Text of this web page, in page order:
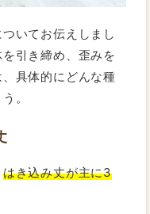
いてお伝えしまし
引き締め、歪みを
具体的にどんな種
。
はき込み丈が主に3